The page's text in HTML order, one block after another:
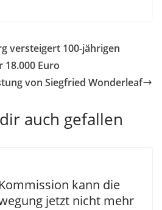
versteigert 100-jährigen
18.000 Euro
von Siegfried Wonderleaf
auch gefallen
kann die
jetzt nicht mehr